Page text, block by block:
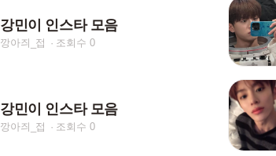
강민이 인스타 모음
깡아즤_접 조회수 0
강민이 인스타 모음
깡아즤_접 조회수 0